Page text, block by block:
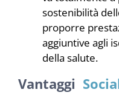
sostenibilità
proporre
aggiuntive agli
della salute.
Vantaggi